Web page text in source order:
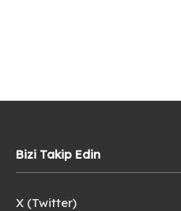
Bizi Takip Edin
X (Twitter)